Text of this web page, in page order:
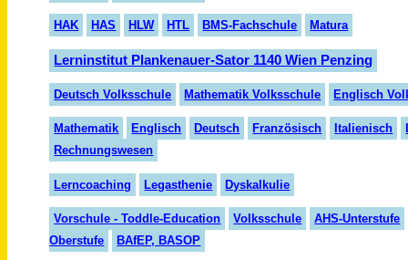
HAK HAS HLW HTL BMS-Fachschule Matura
Lerninstitut Plankenauer-Sator 1140 Wien Penzing
Deutsch Volksschule Mathematik Volksschule Englisch
Mathematik Englisch Deutsch Französisch Italienisch
Rechnungswesen
Lerncoaching Legasthenie Dyskalkulie
Vorschule - Toddle-Education Volksschule
AHS-Unterstufe
Oberstufe
BAfEP, BASOP